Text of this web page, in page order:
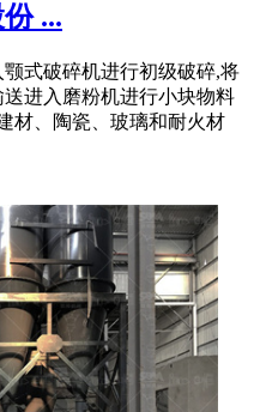
...
式破碎机进行初级破碎,将
进入磨粉机进行小块物料
材、陶瓷、玻璃和耐火材